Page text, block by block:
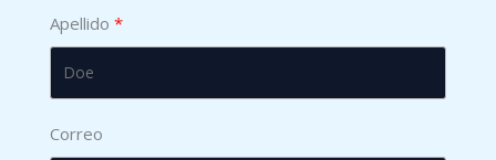
Apellido
Correo